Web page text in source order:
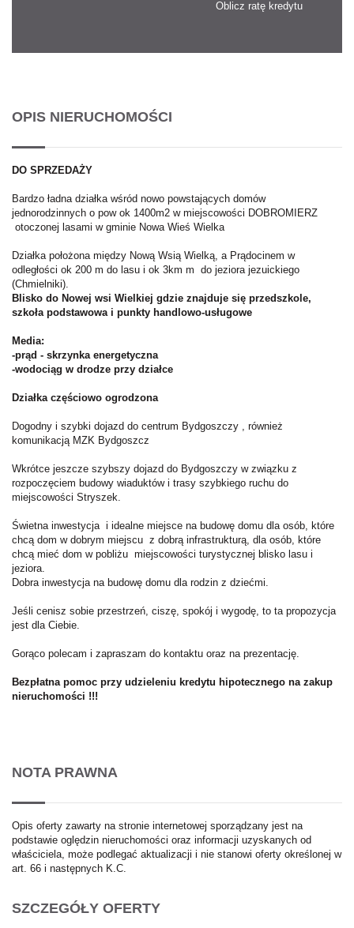
Oblicz ratę kredytu
OPIS NIERUCHOMOŚCI
DO SPRZEDAŻY
Bardzo ładna działka wśród nowo powstających domów
jednorodzinnych o pow ok 1400m2 w miejscowości DOBROMIERZ
otoczonej lasami w gminie Nowa Wieś Wielka
Działka położona między Nową Wsią Wielką, a Prądocinem w
odległości ok 200 m do lasu i ok 3km m do jeziora jezuickiego
(Chmielniki).
Blisko do Nowej wsi Wielkiej gdzie znajduje się przedszkole,
szkoła podstawowa i punkty handlowo-usługowe
Media:
-prąd - skrzynka energetyczna
-wodociąg w drodze przy działce
Działka częściowo ogrodzona
Dogodny i szybki dojazd do centrum Bydgoszczy , również
komunikacją MZK Bydgoszcz
Wkrótce jeszcze szybszy dojazd do Bydgoszczy w związku z
rozpoczęciem budowy wiaduktów i trasy szybkiego ruchu do
miejscowości Stryszek.
Świetna inwestycja i idealne miejsce na budowę domu dla osób, które
chcą dom w dobrym miejscu z dobrą infrastrukturą, dla osób, które
chcą mieć dom w pobliżu miejscowości turystycznej blisko lasu i
jeziora.
Dobra inwestycja na budowę domu dla rodzin z dziećmi.
Jeśli cenisz sobie przestrzeń, ciszę, spokój i wygodę, to ta propozycja
jest dla Ciebie.
Gorąco polecam i zapraszam do kontaktu oraz na prezentację.
Bezpłatna pomoc przy udzieleniu kredytu hipotecznego na zakup
nieruchomości !!!
NOTA PRAWNA
Opis oferty zawarty na stronie internetowej sporządzany jest na
podstawie oględzin nieruchomości oraz informacji uzyskanych od
właściciela, może podlegać aktualizacji i nie stanowi oferty określonej w
art. 66 i następnych K.C.
SZCZEGÓŁY OFERTY